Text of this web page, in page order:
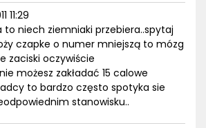
11:29
niech ziemniaki przebiera..spytaj
czapke o numer mniejszą to mózg
zaciski oczywiście
możesz zakładać 15 calowe
to bardzo często spotyka sie
stanowisku..